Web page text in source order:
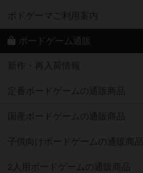
ボドゲーマご利用案内
ボードゲーム通販
新作・再入荷情報
定番ボードゲームの通販商品
国産ボードゲームの通販商品
子供向けボードゲームの通販商品
2人用ボードゲームの通販商品